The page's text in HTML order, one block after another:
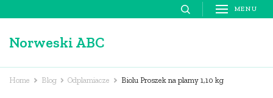
content
Enter)
MENU
Norweski ABC
Home Blog Odplamiacze Biolu Proszek na plamy 1,10 kg